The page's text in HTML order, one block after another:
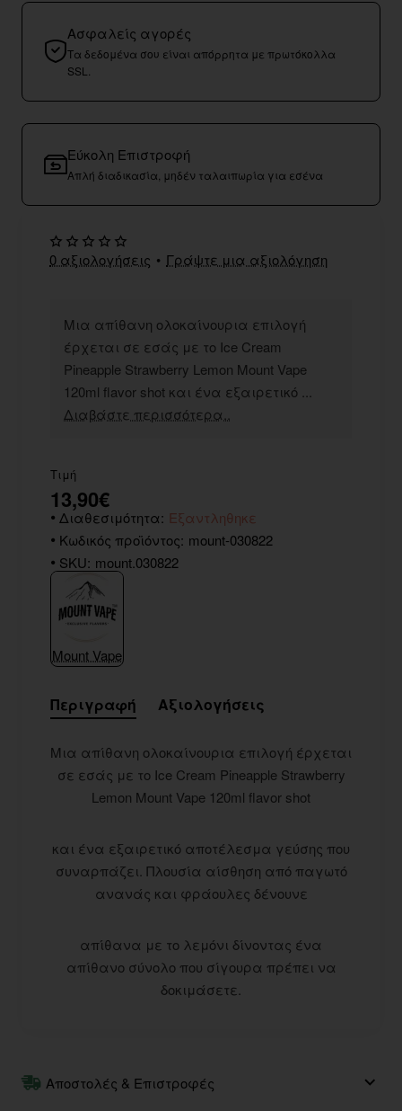
Ασφαλείς αγορές
Τα δεδομένα σου είναι απόρρητα με πρωτόκολλα
SSL.
Εύκολη Επιστροφή
Απλή διαδικασία, μηδέν ταλαιπωρία για εσένα
Μια απίθανη ολοκαίνουρια επιλογή
έρχεται σε εσάς με το Ice Cream
Pineapple Strawberry Lemon Mount Vape
120ml flavor shot και ένα εξαιρετικό ...
Διαβάστε περισσότερα..
0 αξιολογήσεις • Γράψτε μια αξιολόγηση
Τιμή
13,90€
Διαθεσιμότητα: Εξαντληθηκε
Κωδικός προϊόντος: mount-030822
SKU: mount.030822
Mount Vape
Περιγραφή Αξιολογήσεις
Μια απίθανη ολοκαίνουρια επιλογή έρχεται
σε εσάς με το Ice Cream Pineapple Strawberry
Lemon Mount Vape 120ml flavor shot
και ένα εξαιρετικό αποτέλεσμα γεύσης που
συναρπάζει. Πλουσία αίσθηση από παγωτό
ανανάς και φράουλες δένουνε
απίθανα με το λεμόνι δίνοντας ένα
απίθανο σύνολο που σίγουρα πρέπει να
δοκιμάσετε.
Αποστολές & Επιστροφές